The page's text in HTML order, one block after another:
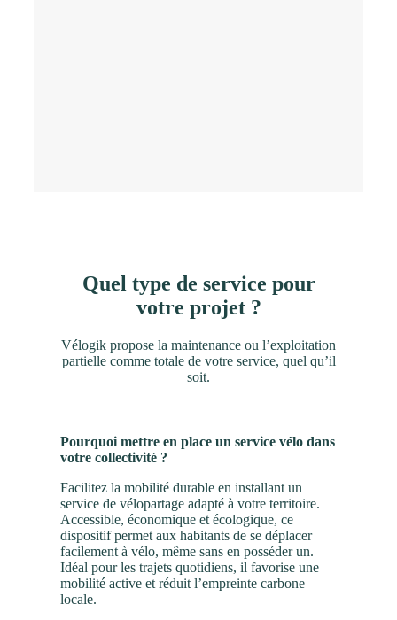
Quel type de service pour
votre projet ?
Vélogik propose la maintenance ou l’exploitation
partielle comme totale de votre service, quel qu’il
soit.
Pourquoi mettre en place un service vélo dans
votre collectivité ?
Facilitez la mobilité durable en installant un
service de vélopartage adapté à votre territoire.
Accessible, économique et écologique, ce
dispositif permet aux habitants de se déplacer
facilement à vélo, même sans en posséder un.
Idéal pour les trajets quotidiens, il favorise une
mobilité active et réduit l’empreinte carbone
locale.